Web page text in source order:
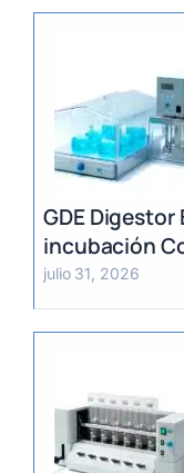
GDE
incubación
Dietética
julio 31, 2026